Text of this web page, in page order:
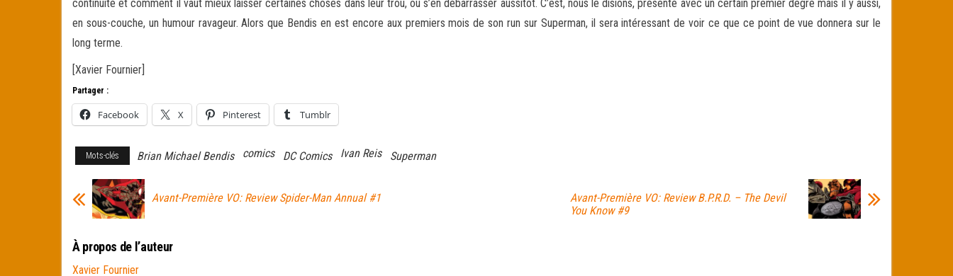
continuité et comment il vaut mieux laisser certaines choses dans leur trou, ou s’en débarrasser aussitôt. C’est, nous le disions, présenté avec un certain premier degré mais il y aussi,
en sous-couche, un humour ravageur. Alors que Bendis en est encore aux premiers mois de son run sur Superman, il sera intéressant de voir ce que ce point de vue donnera sur le
long terme.
[Xavier Fournier]
Partager :
Facebook X Pinterest Tumblr
Mots-clés Brian Michael Bendis comics DC Comics Ivan Reis Superman
Avant-Première VO: Review Spider-Man Annual #1
Avant-Première VO: Review B.P.R.D. – The Devil
You Know #9
À propos de l’auteur
Xavier Fournier